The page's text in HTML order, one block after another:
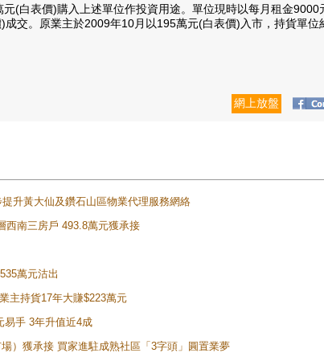
表價)購入上述單位作投資用途。單位現時以每月租金9000
交。原業主於2009年10月以195萬元(白表價)入市，持貨單位
網上放盤
升黃大仙及鑽石山區物業代理服務網絡
西南三房戶 493.8萬元獲承接
萬元沽出
主持貨17年大賺$223萬元
易手 3年升值近4成
）獲承接 買家進駐成熟社區「3字頭」圓置業夢